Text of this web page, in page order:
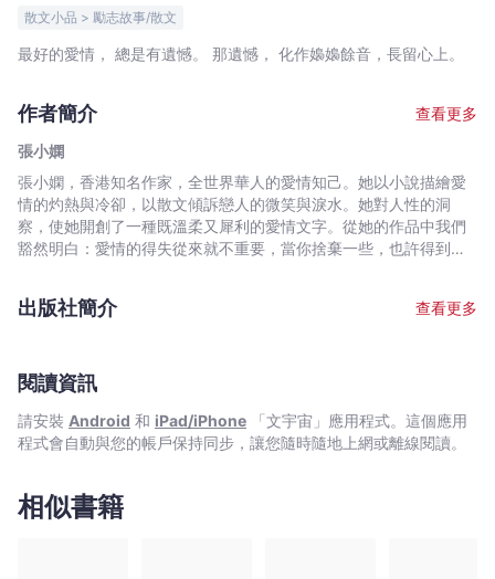
張
嫻
文
宇
宙
｜
Bookniverse
散文小品 > 勵志故事/散文
最好的愛情， 總是有遺憾。 那遺憾， 化作嬝嬝餘音，長留心上。
作者簡介
查看更多
張小嫻
張小嫻，香港知名作家，全世界華人的愛情知己。她以小說描繪愛
情的灼熱與冷卻，以散文傾訴戀人的微笑與淚水。她對人性的洞
察，使她開創了一種既溫柔又犀利的愛情文字。從她的作品中我們
豁然明白：愛情的得失從來就不重要，當你捨棄一些，也許得到更
出版社簡介 查看更多
閱讀資訊
請安裝 Android 和 iPad/iPhone 「文宇宙」應用程式。這個應用
程式會自動與您的帳戶保持同步，讓您隨時隨地上網或離線閱讀。
相似書籍